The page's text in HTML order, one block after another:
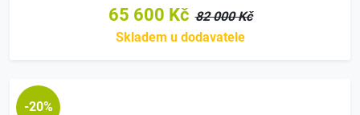
65 600 Kč 82 000 Kč
Skladem u dodavatele
-20%